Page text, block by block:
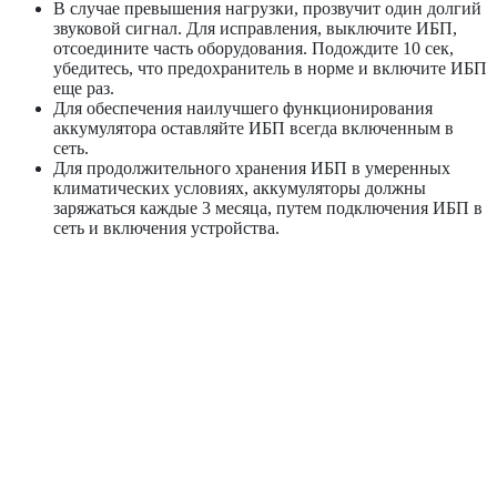
В случае превышения нагрузки, прозвучит один долгий
звуковой сигнал. Для исправления, выключите ИБП,
отсоедините часть оборудования. Подождите 10 сек,
убедитесь, что предохранитель в норме и включите ИБП
еще раз.
Для обеспечения наилучшего функционирования
аккумулятора оставляйте ИБП всегда включенным в
сеть.
Для продолжительного хранения ИБП в умеренных
климатических условиях, аккумуляторы должны
заряжаться каждые 3 месяца, путем подключения ИБП в
сеть и включения устройства.